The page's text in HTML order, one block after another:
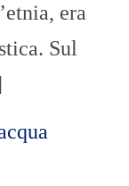
era
Sul